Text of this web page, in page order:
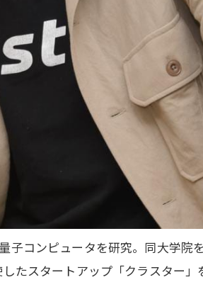
子コンピュータを研究。同大学院
たスタートアップ「クラスター」